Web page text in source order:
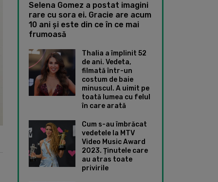
Selena Gomez a postat imagini
rare cu sora ei. Gracie are acum
10 ani și este din ce în ce mai
frumoasă
Thalia a împlinit 52
de ani. Vedeta,
filmată într-un
costum de baie
minuscul. A uimit pe
toată lumea cu felul
în care arată
Cum s-au îmbrăcat
vedetele la MTV
Video Music Award
2023. Ținutele care
au atras toate
privirile